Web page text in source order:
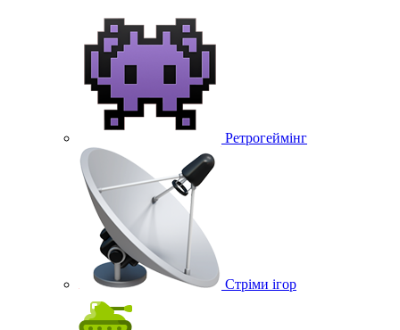
Ретрогеймінг
Стріми ігор